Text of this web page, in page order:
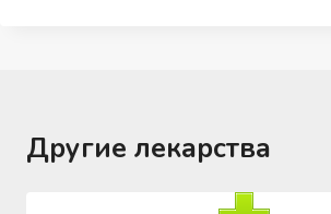
Другие лекарства